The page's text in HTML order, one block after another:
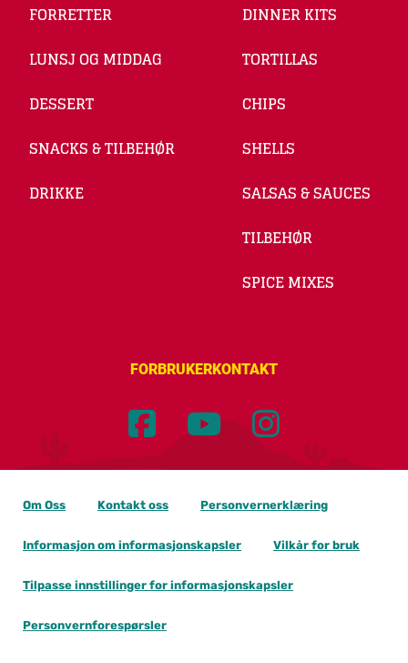
FORRETTER
LUNSJ OG MIDDAG
DESSERT
SNACKS & TILBEHØR
DRIKKE
DINNER KITS
TORTILLAS
CHIPS
SHELLS
SALSAS & SAUCES
TILBEHØR
SPICE MIXES
FORBRUKERKONTAKT
Om Oss Kontakt oss Personvernerklæring
Informasjon om informasjonskapsler Vilkår for bruk
Tilpasse innstillinger for informasjonskapsler
Personvernforespørsler